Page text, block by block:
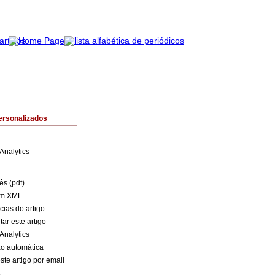
(pdf)
XML
do artigo
este artigo
automática
artigo por email